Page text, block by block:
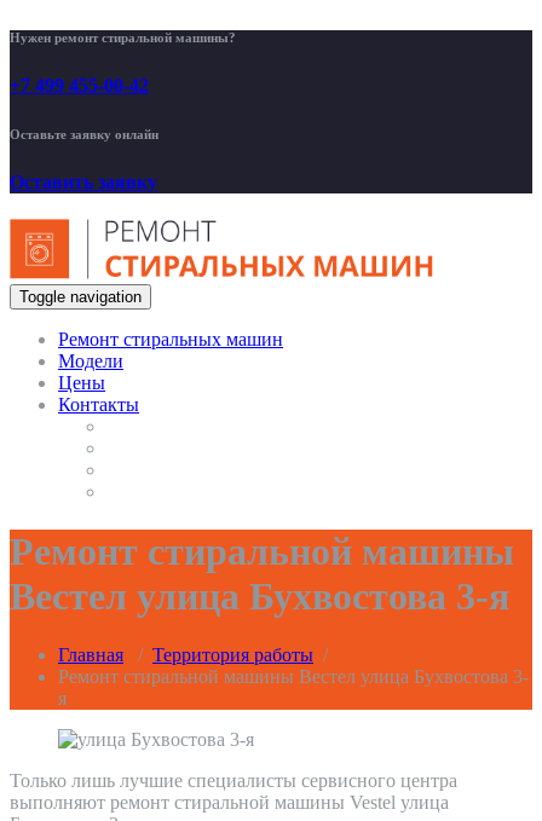
Нужен ремонт стиральной машины?
+7 499 455-00-42
Оставьте заявку онлайн
Оставить заявку
Toggle navigation
Ремонт стиральных машин
Модели
Цены
Контакты
Ремонт стиральной машины
Вестел улица Бухвостова 3-я
Главная / Территория работы /
Ремонт стиральной машины Вестел улица Бухвостова 3-
я
Только лишь лучшие специалисты сервисного центра
выполняют ремонт стиральной машины Vestel улица